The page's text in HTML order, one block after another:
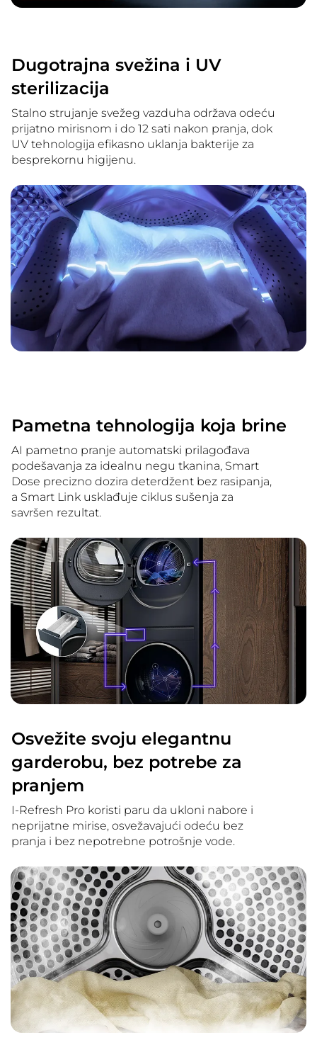
Dugotrajna svežina i UV
sterilizacija
Stalno strujanje svežeg vazduha održava odeću
prijatno mirisnom i do 12 sati nakon pranja, dok
UV tehnologija efikasno uklanja bakterije za
besprekornu higijenu.
Pametna tehnologija koja brine
AI pametno pranje automatski prilagođava
podešavanja za idealnu negu tkanina, Smart
Dose precizno dozira deterdžent bez rasipanja,
a Smart Link usklađuje ciklus sušenja za
savršen rezultat.
Osvežite svoju elegantnu
garderobu, bez potrebe za
pranjem
I-Refresh Pro koristi paru da ukloni nabore i
neprijatne mirise, osvežavajući odeću bez
pranja i bez nepotrebne potrošnje vode.